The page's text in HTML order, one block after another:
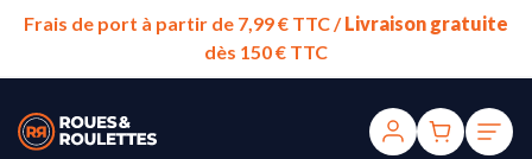
Frais de port à partir de 7,99 € TTC /Livraison gratuite
dès 150 € TTC